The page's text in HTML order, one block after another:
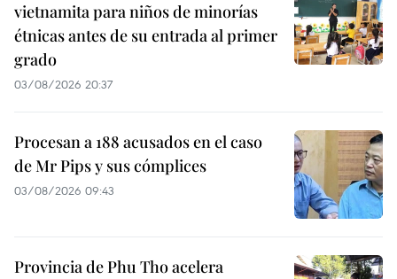
vietnamita para niños de minorías
étnicas antes de su entrada al primer
grado
03/08/2026 20:37
Procesan a 188 acusados en el caso
de Mr Pips y sus cómplices
03/08/2026 09:43
Provincia de Phu Tho acelera